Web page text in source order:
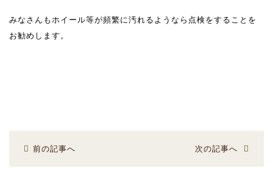
みなさんもホイール等が頻繁に汚れるようなら点検をすることを
お勧めします。
前の記事へ 次の記事へ